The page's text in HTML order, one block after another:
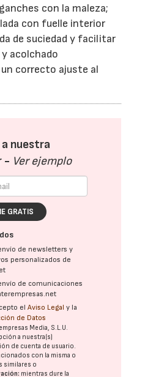
con la maleza;
con fuelle interior
de suciedad y facilitar
acolchado
correcto ajuste al
nuestra
- Ver ejemplo
GRATIS
de newsletters y
personalizados de
de comunicaciones
elAviso Legal y la
de Datos
Media, S.L.U.
a nuestra(s)
de cuenta de usuario.
con la misma o
similares o
mientras dure la